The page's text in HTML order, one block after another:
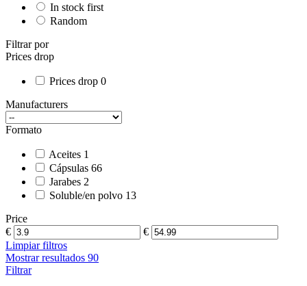
In stock first
Random
Filtrar por
Prices drop
Prices drop 0
Manufacturers
Formato
Aceites 1
Cápsulas 66
Jarabes 2
Soluble/en polvo 13
Price
€
€
Limpiar filtros
Mostrar resultados 90
Filtrar